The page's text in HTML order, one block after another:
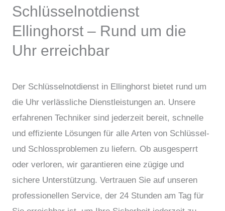
Schlüsselnotdienst
Ellinghorst – Rund um die
Uhr erreichbar
Der Schlüsselnotdienst in Ellinghorst bietet rund um
die Uhr verlässliche Dienstleistungen an. Unsere
erfahrenen Techniker sind jederzeit bereit, schnelle
und effiziente Lösungen für alle Arten von Schlüssel-
und Schlossproblemen zu liefern. Ob ausgesperrt
oder verloren, wir garantieren eine zügige und
sichere Unterstützung. Vertrauen Sie auf unseren
professionellen Service, der 24 Stunden am Tag für